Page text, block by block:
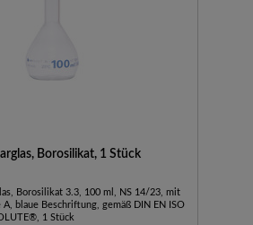
Borosilikat, 1 Stück
Borosilikat 3.3, 100 ml, NS 14/23, mit
A, blaue Beschriftung, gemäß DIN EN ISO
1 Stück